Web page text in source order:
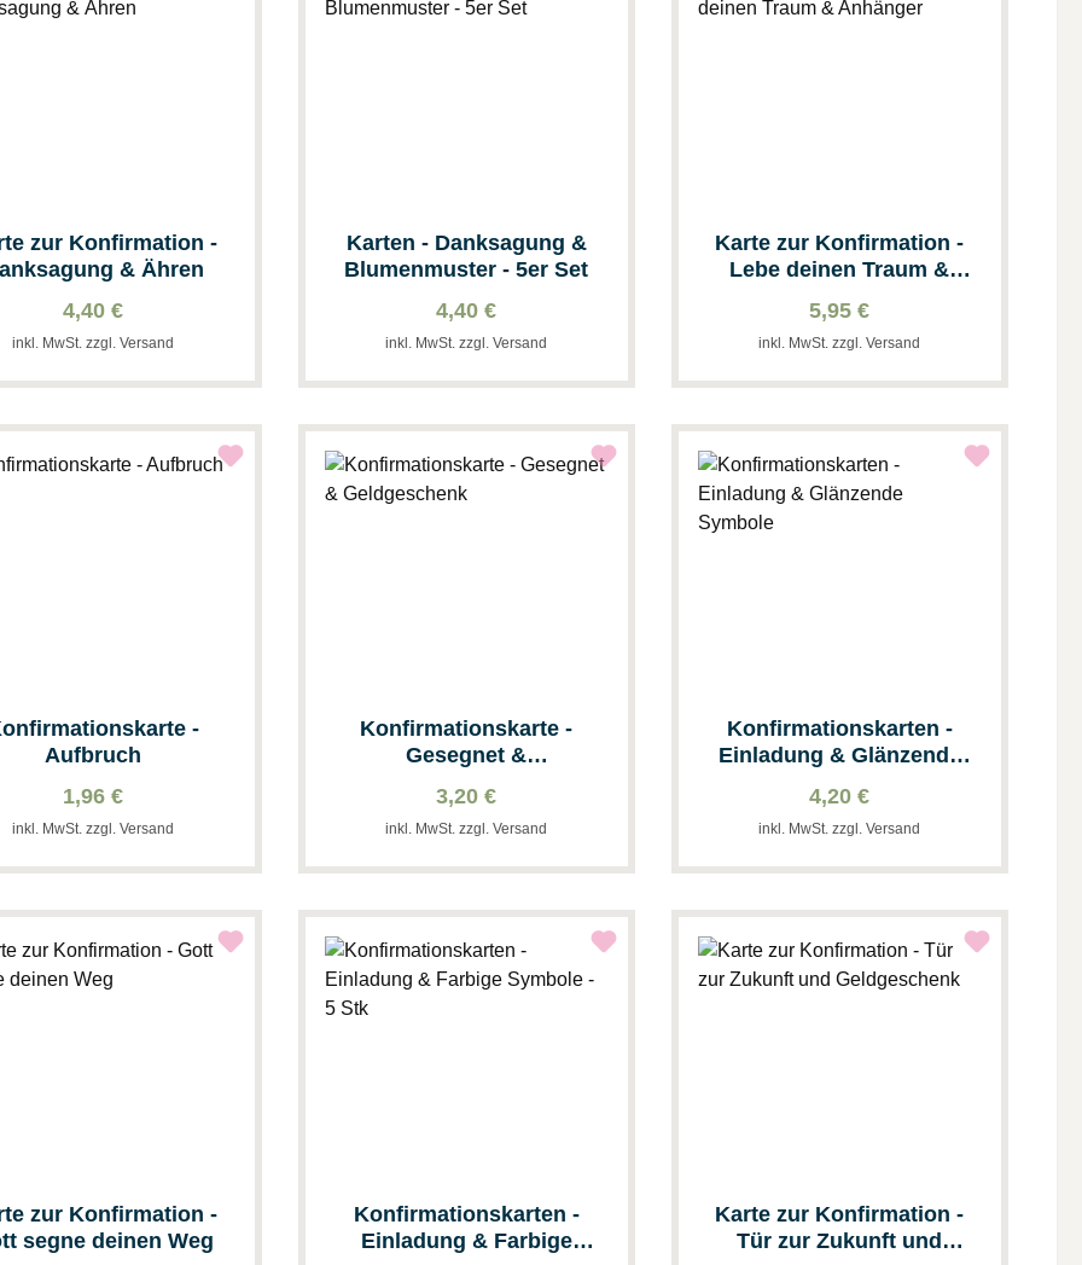
zur Konfirmation -
& Ähren
4,40 €
inkl. MwSt. zzgl. Versand
Karten - Danksagung &
Blumenmuster - 5er Set
4,40 €
inkl. MwSt. zzgl. Versand
Karte zur Konfirmation -
Lebe deinen Traum &
5,95 €
inkl. MwSt. zzgl. Versand
-
Aufbruch
1,96 €
inkl. MwSt. zzgl. Versand
Konfirmationskarte -
Gesegnet &
3,20 €
inkl. MwSt. zzgl. Versand
Konfirmationskarten -
Einladung & Glänzende
4,20 €
inkl. MwSt. zzgl. Versand
zur Konfirmation -
segne deinen Weg
Konfirmationskarten -
Einladung & Farbige
Karte zur Konfirmation -
Tür zur Zukunft und